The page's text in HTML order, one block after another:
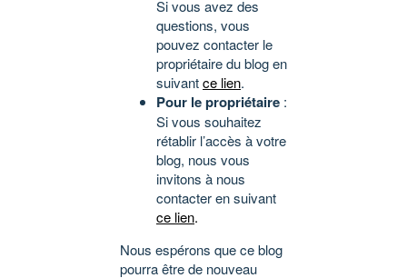
Si vous avez des
questions, vous
pouvez contacter le
propriétaire du blog en
suivantce lien.
Pour le propriétaire :
Si vous souhaitez
rétablir l’accès à votre
blog, nous vous
invitons à nous
contacter en suivant
ce lien.
Nous espérons que ce blog
pourra être de nouveau